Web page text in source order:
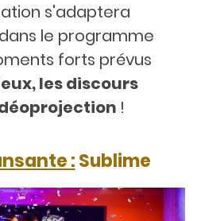
s'adaptera
le programme
forts prévus
les discours
!
:Sublime